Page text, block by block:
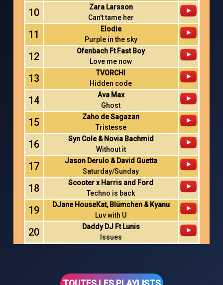
10
Zara Larsson
Can't tame her
11
Elodie
Purple in the sky
12
Ofenbach Ft Fast Boy
Love me now
13
TVORCHI
Hidden code
14
Ava Max
Ghost
15
Zaho de Sagazan
Tristesse
16
Syn Cole & Novia Bachmid
Without it
17
Jason Derulo & David Guetta
Saturday/Sunday
18
Scooter x Harris and Ford
Techno is back
19
DJane HouseKat, Blümchen & Kyanu
Luv with U
20
Daddy DJ Ft Lunis
Issues